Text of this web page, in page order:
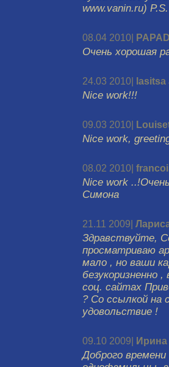
www.vanin.ru)
08.04 2010|
Очень хорошая
24.03 2010| lasitsa
Nice work!!!
09.03 2010|
Nice work,
08.02 2010|
Nice work
Симона
21.11 2009|
Здравствуйте,
просматриваю
мало , но ваши
безукоризненно
соц. сайтах
? Со ссылкой на
удовольствие !
09.10 2009| Ирина
Доброго